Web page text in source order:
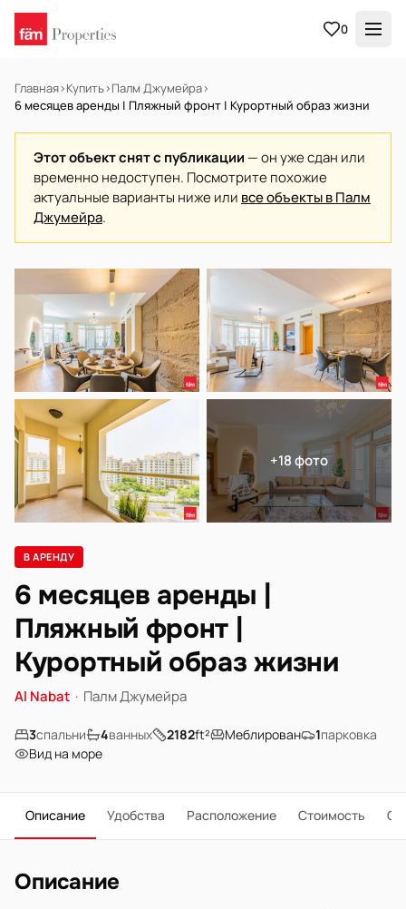
0
Главная›Купить›Палм Джумейра›
6 месяцев аренды | Пляжный фронт | Курортный образ жизни
Этот объект снят с публикации — он уже сдан или
временно недоступен. Посмотрите похожие
актуальные варианты ниже или все объекты в Палм
Джумейра.
Готов к заселению
+18 фото
В АРЕНДУ
6 месяцев аренды |
Пляжный фронт |
Курортный образ жизни
Al Nabat · Палм Джумейра
3спальни 4ванных 2182ft² Меблирован 1парковка
Вид на море
Описание Удобства Расположение Стоимость О
Описание